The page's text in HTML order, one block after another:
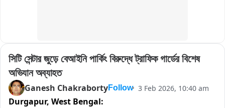
সিটি সেন্টার জুড়ে বেআইনি পার্কিং বিরুদ্ধে ট্রাফিক গার্ডের বিশেষ
অভিযান অব্যাহত
Ganesh ChakrabortyFollow 3 Feb 2026, 10:40 am
Durgapur, West Bengal: